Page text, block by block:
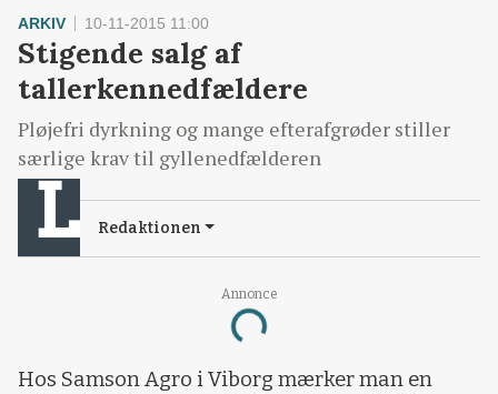
Annonce
Loading...
ARKIV 10-11-2015 11:00
Stigende salg af
tallerkennedfældere
Pløjefri dyrkning og mange efterafgrøder stiller
særlige krav til gyllenedfælderen
Redaktionen
Hos Samson Agro i Viborg mærker man en